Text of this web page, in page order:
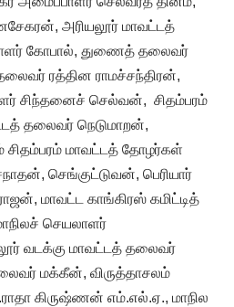
அரியலூர் மாவட்டத்
கோபால், துணைத் தலைவர்
ரத்தின ராமச்சந்திரன்,
சிந்தனைச் செல்வன், சிதம்பரம்
தலைவர் நெடுமாறன்,
சிதம்பரம் மாவட்டத் தோழர்கள்
செங்குட்டுவன், பெரியார்
மாவட்ட காங்கிரஸ் கமிட்டித்
செயலாளர்
வடக்கு மாவட்டத் தலைவர்
மக்கீன், விருத்தாசலம்
கிருஷ்ணன் எம்.எல்.ஏ., மாநில